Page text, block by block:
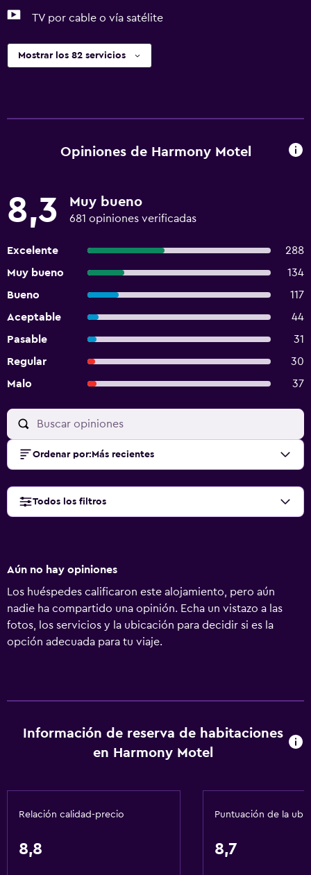
TV por cable o vía satélite
Mostrar los 82 servicios
Opiniones de Harmony Motel
8,3 Muy bueno
681 opiniones verificadas
Excelente
288
Muy bueno
134
Bueno
117
Aceptable
44
Pasable
31
Regular
30
Malo
37
Ordenar por: Más recientes
Todos los filtros
Aún no hay opiniones
Los huéspedes calificaron este alojamiento, pero aún
nadie ha compartido una opinión. Echa un vistazo a las
fotos, los servicios y la ubicación para decidir si es la
opción adecuada para tu viaje.
Información de reserva de habitaciones
en Harmony Motel
Relación calidad-precio
8,8
Puntuación de la
8,7